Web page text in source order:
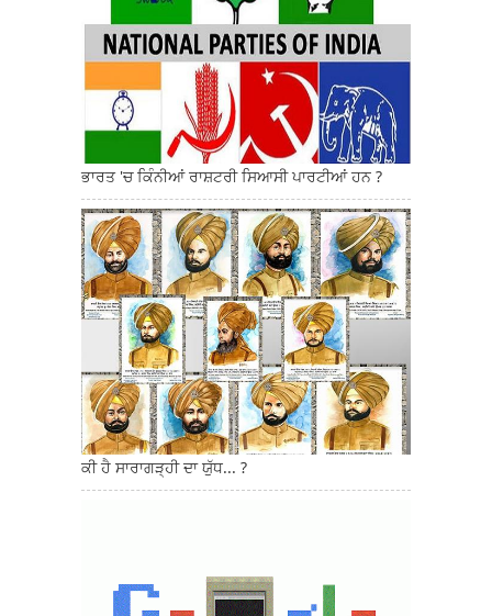
ਭਾਰਤ 'ਚ ਕਿੰਨੀਆਂ ਰਾਸ਼ਟਰੀ ਸਿਆਸੀ ਪਾਰਟੀਆਂ ਹਨ ?
ਕੀ ਹੈ ਸਾਰਾਗੜ੍ਹੀ ਦਾ ਯੁੱਧ... ?